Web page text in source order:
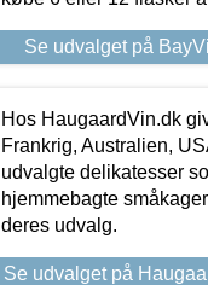
Se udvalget på
Hos HaugaardVin.dk
Frankrig, Australien,
udvalgte delikatesser
hjemmebagte
deres udvalg.
Se udvalget på